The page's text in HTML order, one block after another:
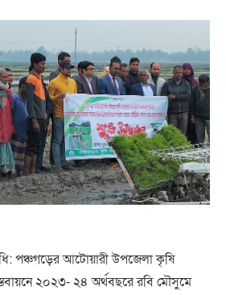
পঞ্চগড়ের আটোয়ারী উপজেলা কৃষি
২০২৩- ২৪ অর্থবছরে রবি মৌসুমে